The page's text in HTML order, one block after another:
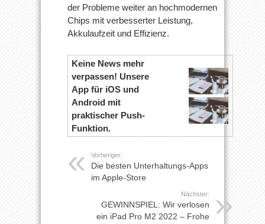
der Probleme weiter an hochmodernen
Chips mit verbesserter Leistung,
Akkulaufzeit und Effizienz.
Keine News mehr
verpassen! Unsere
App für iOS und
Android mit
praktischer Push-
Funktion.
Vorheriger:
Die besten Unterhaltungs-Apps
im Apple-Store
Nächster:
GEWINNSPIEL: Wir verlosen
ein iPad Pro M2 2022 – Frohe